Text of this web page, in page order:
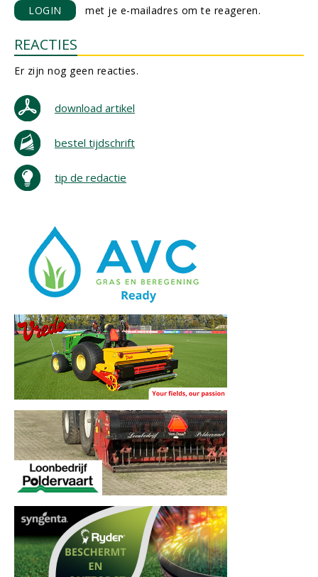
LOGIN met je e-mailadres om te reageren.
REACTIES
Er zijn nog geen reacties.
download artikel
bestel tijdschrift
tip de redactie